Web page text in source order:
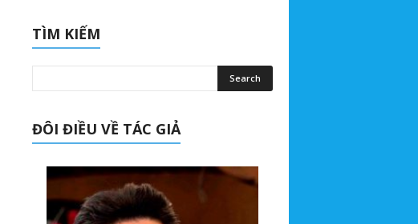
TÌM KIẾM
ĐÔI ĐIỀU VỀ TÁC GIẢ